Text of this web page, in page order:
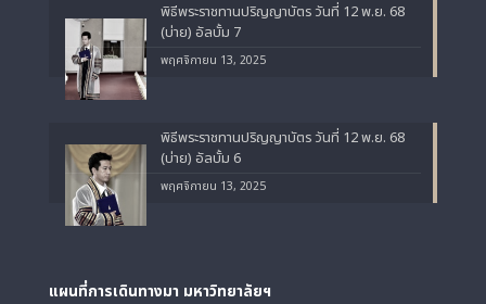
พิธีพระราชทานปริญญาบัตร วันที่ 12 พ.ย. 68
(บ่าย) อัลบั้ม 7
พฤศจิกายน 13, 2025
พิธีพระราชทานปริญญาบัตร วันที่ 12 พ.ย. 68
(บ่าย) อัลบั้ม 6
พฤศจิกายน 13, 2025
แผนที่การเดินทางมา มหาวิทยาลัยฯ